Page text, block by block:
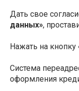
Дать свое
данных»,
Нажать на кнопку
Система
оформления